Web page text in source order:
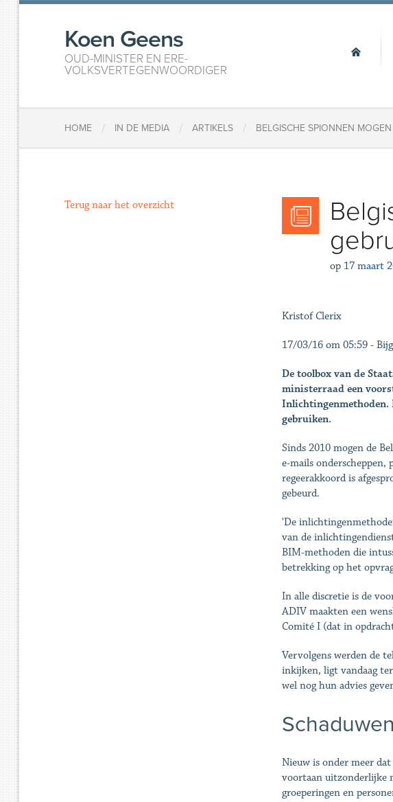
Koen Geens
OUD-MINISTER EN ERE-
VOLKSVERTEGENWOORDIGER
HOME / IN DE MEDIA / ARTIKELS / BELGISCHE SPIONNEN
op 17 maart
Kristof Clerix
17/03/16 om 05:59 -
De toolbox van de
ministerraad een
Inlichtingenmethoden.
gebruiken.
Sinds 2010 mogen de
e-mails
regeerakkoord is
gebeurd.
'De
van de
BIM-methoden die
betrekking op het
In alle discretie is de
ADIV maakten een
Comité I (dat in
Vervolgens werden de
inkijken, ligt vandaag
wel nog hun advies
Schaduwen
Nieuw is onder meer
voortaan uitzonderlijke
groeperingen en
Terug naar het overzicht